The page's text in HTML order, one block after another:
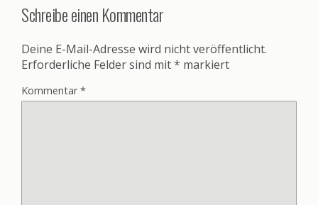
Schreibe einen Kommentar
Deine E-Mail-Adresse wird nicht veröffentlicht.
Erforderliche Felder sind mit* markiert
Kommentar*